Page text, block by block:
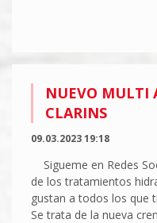
NUEVO MULTI
CLARINS
09.03.2023 19:18
Sigueme en Redes
de los tratamientos
gustan a todos los que
Se trata de la nueva